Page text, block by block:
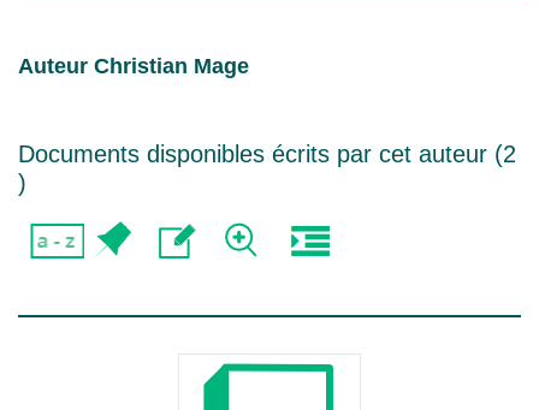
Auteur Christian Mage
Documents disponibles écrits par cet auteur (2
)